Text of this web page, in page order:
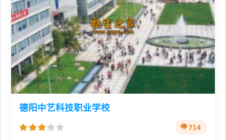
德阳中艺科技职业学校
714